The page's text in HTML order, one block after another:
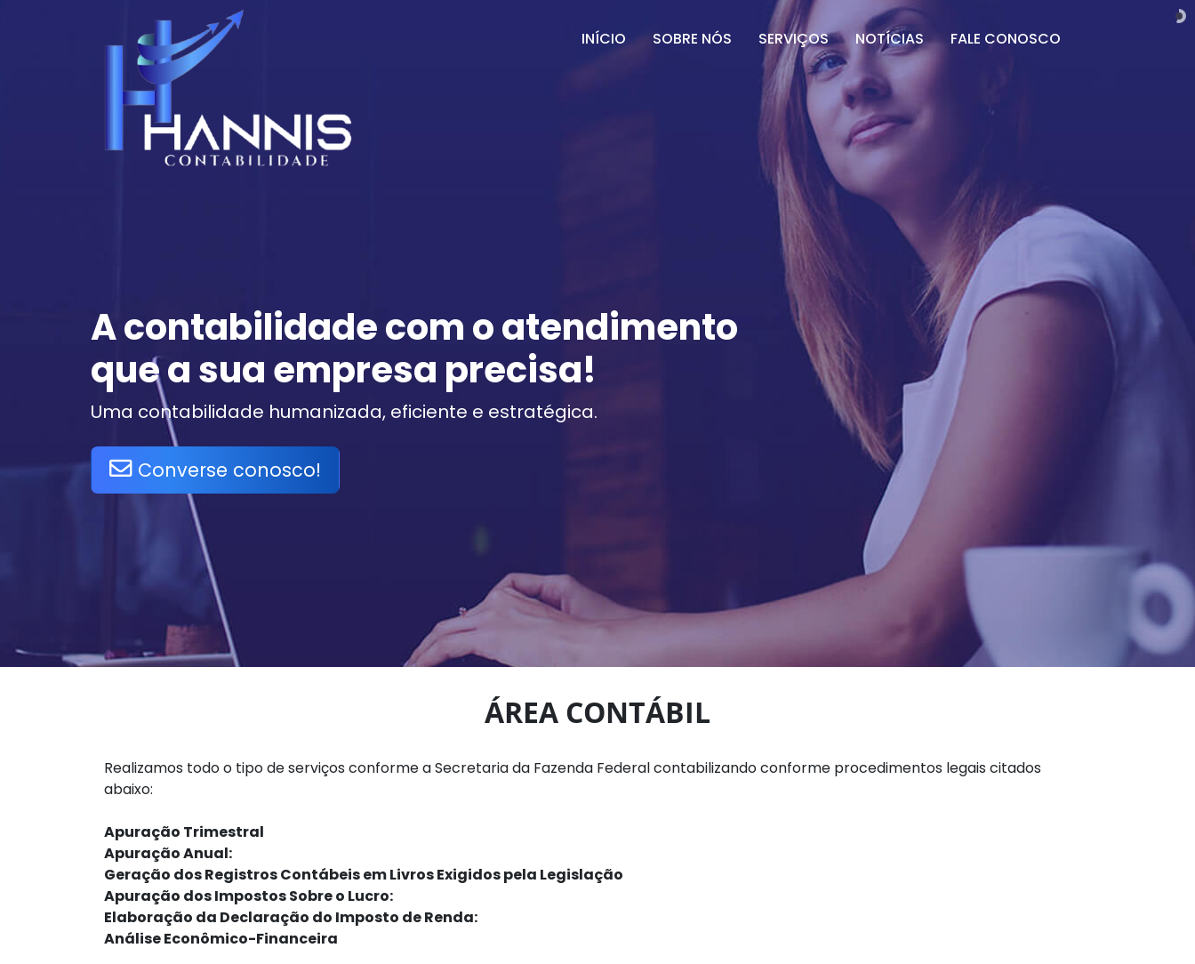
INÍCIO SOBRE NÓS SERVIÇOS NOTÍCIAS FALE CONOSCO
A contabilidade com o atendimento
que a sua empresa precisa!
Uma contabilidade humanizada, eficiente e estratégica.
Converse conosco!
ÁREA CONTÁBIL
Realizamos todo o tipo de serviços conforme a Secretaria da Fazenda Federal contabilizando conforme procedimentos legais citados
abaixo:
Apuração Trimestral
Apuração Anual:
Geração dos Registros Contábeis em Livros Exigidos pela Legislação
Apuração dos Impostos Sobre o Lucro:
Elaboração da Declaração do Imposto de Renda:
Análise Econômico-Financeira